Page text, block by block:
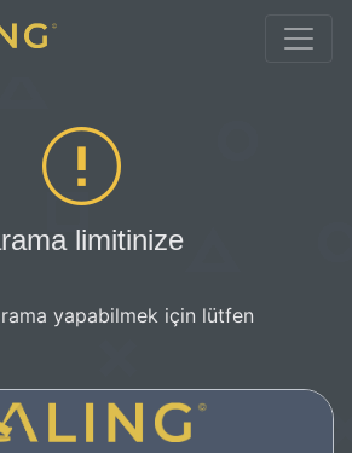
limitinize
yapabilmek için lütfen